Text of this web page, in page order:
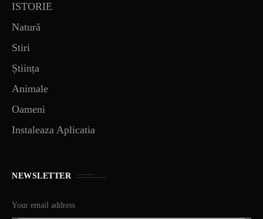
ISTORIE
Natură
Stiri
Știința
Animale
Oameni
Instaleaza Aplicatia
NEWSLETTER